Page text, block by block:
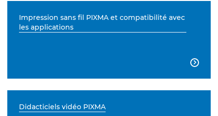
Impression sans fil PIXMA et compatibilité avec
les applications

Didacticiels vidéo PIXMA